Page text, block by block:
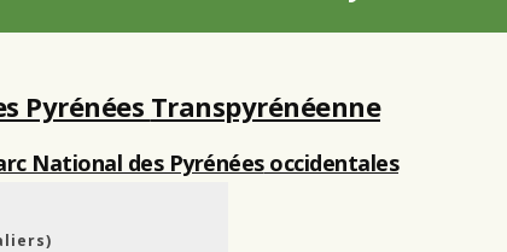
Pyrénées Transpyrénéenne
National des Pyrénées occidentales